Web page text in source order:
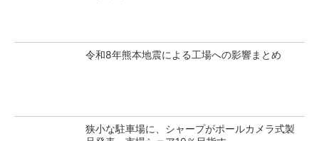
令和8年熊本地震による工場への影響まとめ
狭小な駐車場に、シャープがポールカメラ式製